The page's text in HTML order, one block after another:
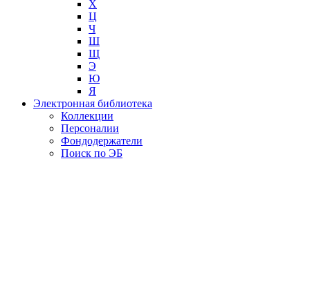
Х
Ц
Ч
Ш
Щ
Э
Ю
Я
Электронная библиотека
Коллекции
Персоналии
Фондодержатели
Поиск по ЭБ